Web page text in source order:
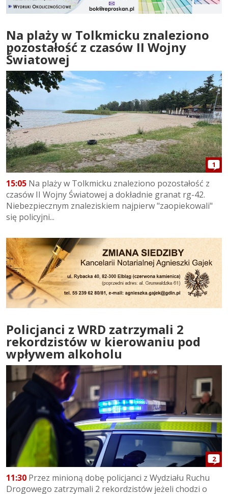
Na plaży w Tolkmicku znaleziono
pozostałość z czasów II Wojny
Światowej
1
15:05 Na plaży w Tolkmicku znaleziono pozostałość z
czasów II Wojny Światowej a dokładnie granat rg-42.
Niebezpiecznym znaleziskiem najpierw "zaopiekowali"
się policyjni...
Policjanci z WRD zatrzymali 2
rekordzistów w kierowaniu pod
wpływem alkoholu
2
11:30 Przez minioną dobę policjanci z Wydziału Ruchu
Drogowego zatrzymali 2 rekordzistów jeżeli chodzi o